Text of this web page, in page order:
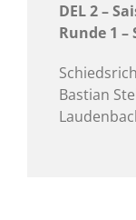
DEL 2 –
Runde 1 –
Bastian